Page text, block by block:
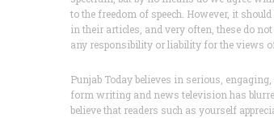
to the freedom of speech. However, it
in their articles, and very often, these do
any responsibility or liability for the views
Punjab Today believes in serious,
form writing and news television has
believe that readers such as yourself